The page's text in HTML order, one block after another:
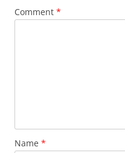
Comment *
Name *